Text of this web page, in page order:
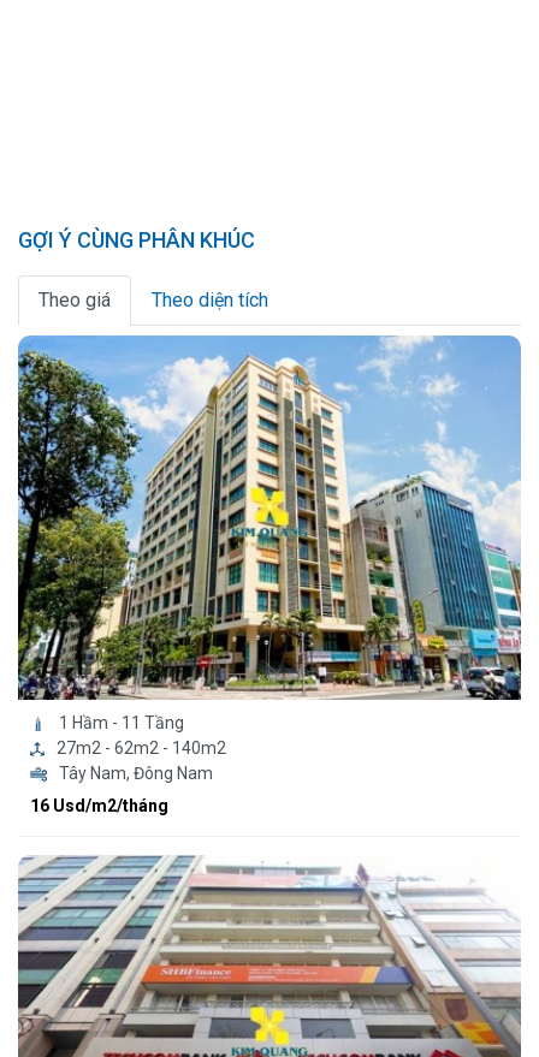
GỢI Ý CÙNG PHÂN KHÚC
Theo giá Theo diện tích
1 Hầm - 11 Tầng
27m2 - 62m2 - 140m2
Tây Nam, Đông Nam
16 Usd/m2/tháng